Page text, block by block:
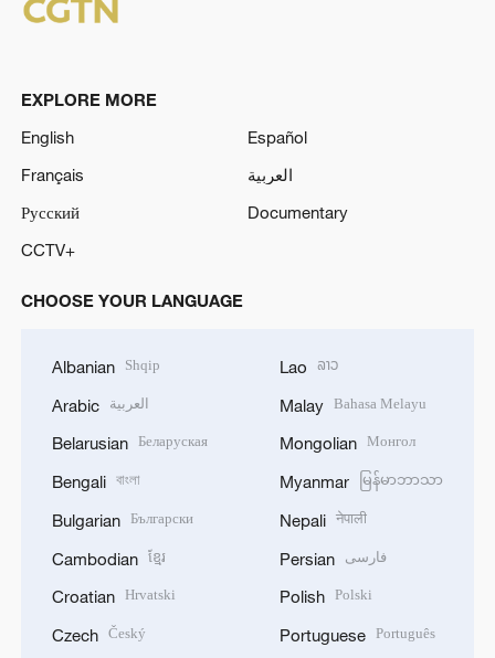
EXPLORE MORE
English
Español
Français
العربية
Русский
Documentary
CCTV+
CHOOSE YOUR LANGUAGE
Albanian Shqip
Arabic العربية
Belarusian Беларуская
Bengali বাংলা
Bulgarian Български
Cambodian ខ្មែរ
Croatian Hrvatski
Czech Český
Lao ລາວ
Malay Bahasa Melayu
Mongolian Монгол
Myanmar မြန်မာဘာသာ
Nepali नेपाली
Persian فارسی
Polish Polski
Portuguese Português